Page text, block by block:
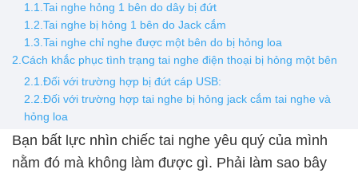
Vỏ Huawei Vỏ Vivo
1.1.Tai nghe hỏng 1 bên do dây bị đứt
1.2.Tai nghe bị hỏng 1 bên do Jack cắm
1.3.Tai nghe chỉ nghe được một bên do bị hỏng loa
2.Cách khắc phục tình trạng tai nghe điện thoại bị hỏng một bên
2.1.Đối với trường hợp bị đứt cáp USB:
2.2.Đối với trường hợp tai nghe bị hỏng jack cắm tai nghe và
hỏng loa
Bạn bất lực nhìn chiếc tai nghe yêu quý của mình
nằm đó mà không làm được gì. Phải làm sao bây